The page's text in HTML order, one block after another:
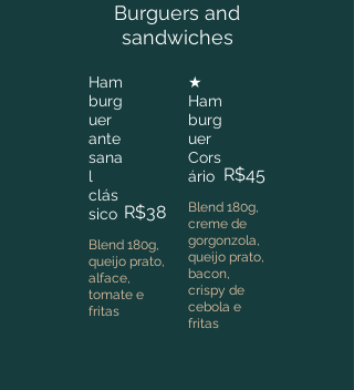
Burguers and
sandwiches
Ham
burg
uer
ante
sana
l
clás
sico
Blend 180g,
queijo prato,
alface,
tomate e
fritas
R$38
★
Ham
burg
uer
Cors
ário
Blend 180g,
creme de
gorgonzola,
queijo prato,
bacon,
crispy de
cebola e
fritas
R$45